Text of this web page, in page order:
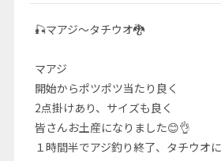
🎣マアジ～タチウオ🐉
マアジ
開始からポツポツ当たり良く
2点掛けあり、サイズも良く
皆さんお土産になりました😊👌
１時間半でアジ釣り終了、タチウオ